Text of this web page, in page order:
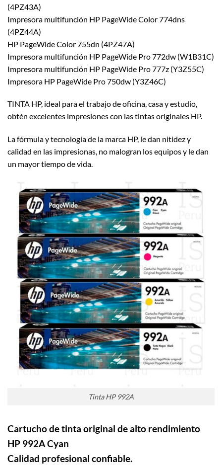
(4PZ43A)
Impresora multifunción HP PageWide Color 774dns
(4PZ44A)
HP PageWide Color 755dn (4PZ47A)
Impresora multifunción HP PageWide Pro 772dw (W1B31C)
Impresora multifunción HP PageWide Pro 777z (Y3Z55C)
Impresora HP PageWide Pro 750dw (Y3Z46C)
TINTA HP, ideal para el trabajo de oficina, casa y estudio,
obtén excelentes impresiones con las tintas originales HP.
La fórmula y tecnología de la marca HP, le dan nitidez y
calidad en las impresionas, no malogran los equipos y le dan
un mayor tiempo de vida.
Tinta HP 992A
Cartucho de tinta original de alto rendimiento
HP 992A Cyan
Calidad profesional confiable.